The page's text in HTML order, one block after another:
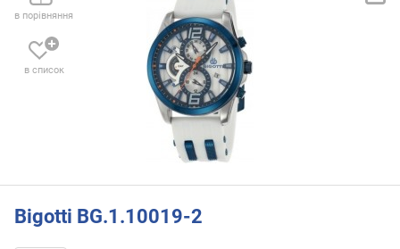
в порівняння
в список
Bigotti BG.1.10019-2